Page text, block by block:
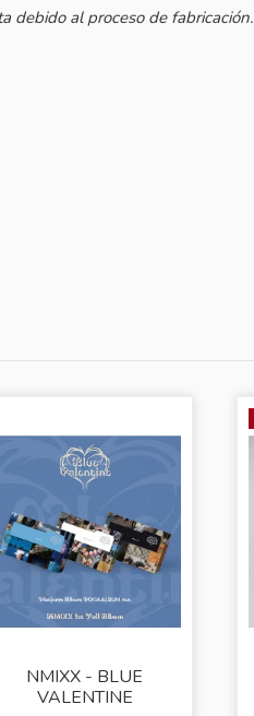
debido al proceso de fabricación.
NMIXX - BLUE
VALENTINE